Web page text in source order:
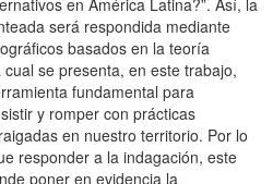
será respondida mediante
basados en la teoría
se presenta, en este trabajo,
fundamental para
y romper con prácticas
en nuestro territorio. Por lo
responder a la indagación, este
poner en evidencia la